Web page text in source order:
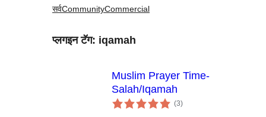
सर्वCommunityCommercial
प्लगइन टॅग: iqamah
Muslim Prayer Time-
Salah/Iqamah
(3एकूण
मूल्यांकन
)